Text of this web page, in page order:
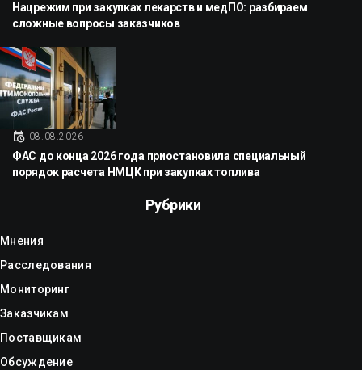
Нацрежим при закупках лекарств и медПО: разбираем
сложные вопросы заказчиков
08.08.2026
ФАС до конца 2026 года приостановила специальный
порядок расчета НМЦК при закупках топлива
Рубрики
Мнения
Расследования
Мониторинг
Заказчикам
Поставщикам
Обсуждение